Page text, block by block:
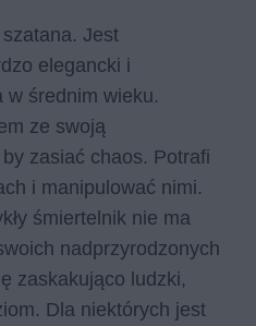
Jest
elegancki i
w średnim wieku.
ze swoją
zasiać chaos. Potrafi
i manipulować nimi.
śmiertelnik nie ma
nadprzyrodzonych
zaskakująco ludzki,
Dla niektórych jest